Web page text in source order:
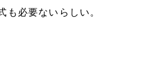
も必要ないらしい。